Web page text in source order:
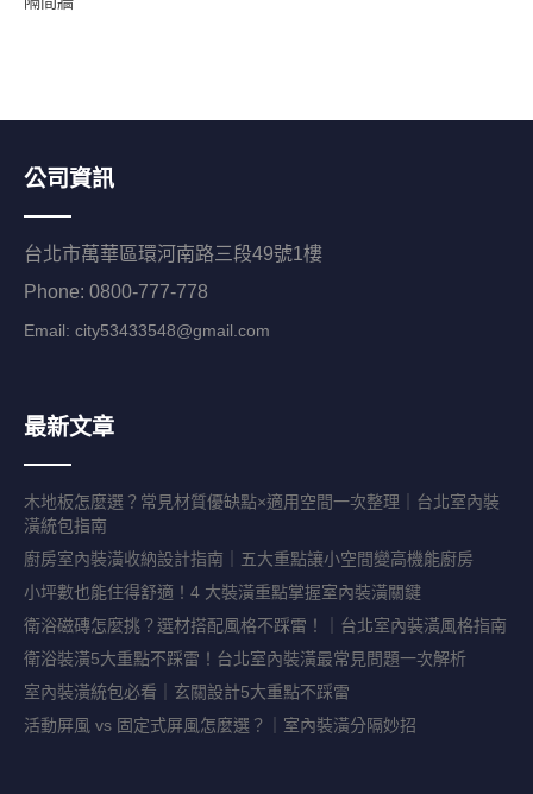
公司資訊
台北市萬華區環河南路三段49號1樓
Phone: 0800-777-778
Email: city53433548@gmail.com
最新文章
木地板怎麼選？常見材質優缺點×適用空間一次整理｜台北室內裝
潢統包指南
廚房室內裝潢收納設計指南｜五大重點讓小空間變高機能廚房
小坪數也能住得舒適！4 大裝潢重點掌握室內裝潢關鍵
衛浴磁磚怎麼挑？選材搭配風格不踩雷！｜台北室內裝潢風格指南
衛浴裝潢5大重點不踩雷！台北室內裝潢最常見問題一次解析
室內裝潢統包必看｜玄關設計5大重點不踩雷
活動屏風 vs 固定式屏風怎麼選？｜室內裝潢分隔妙招